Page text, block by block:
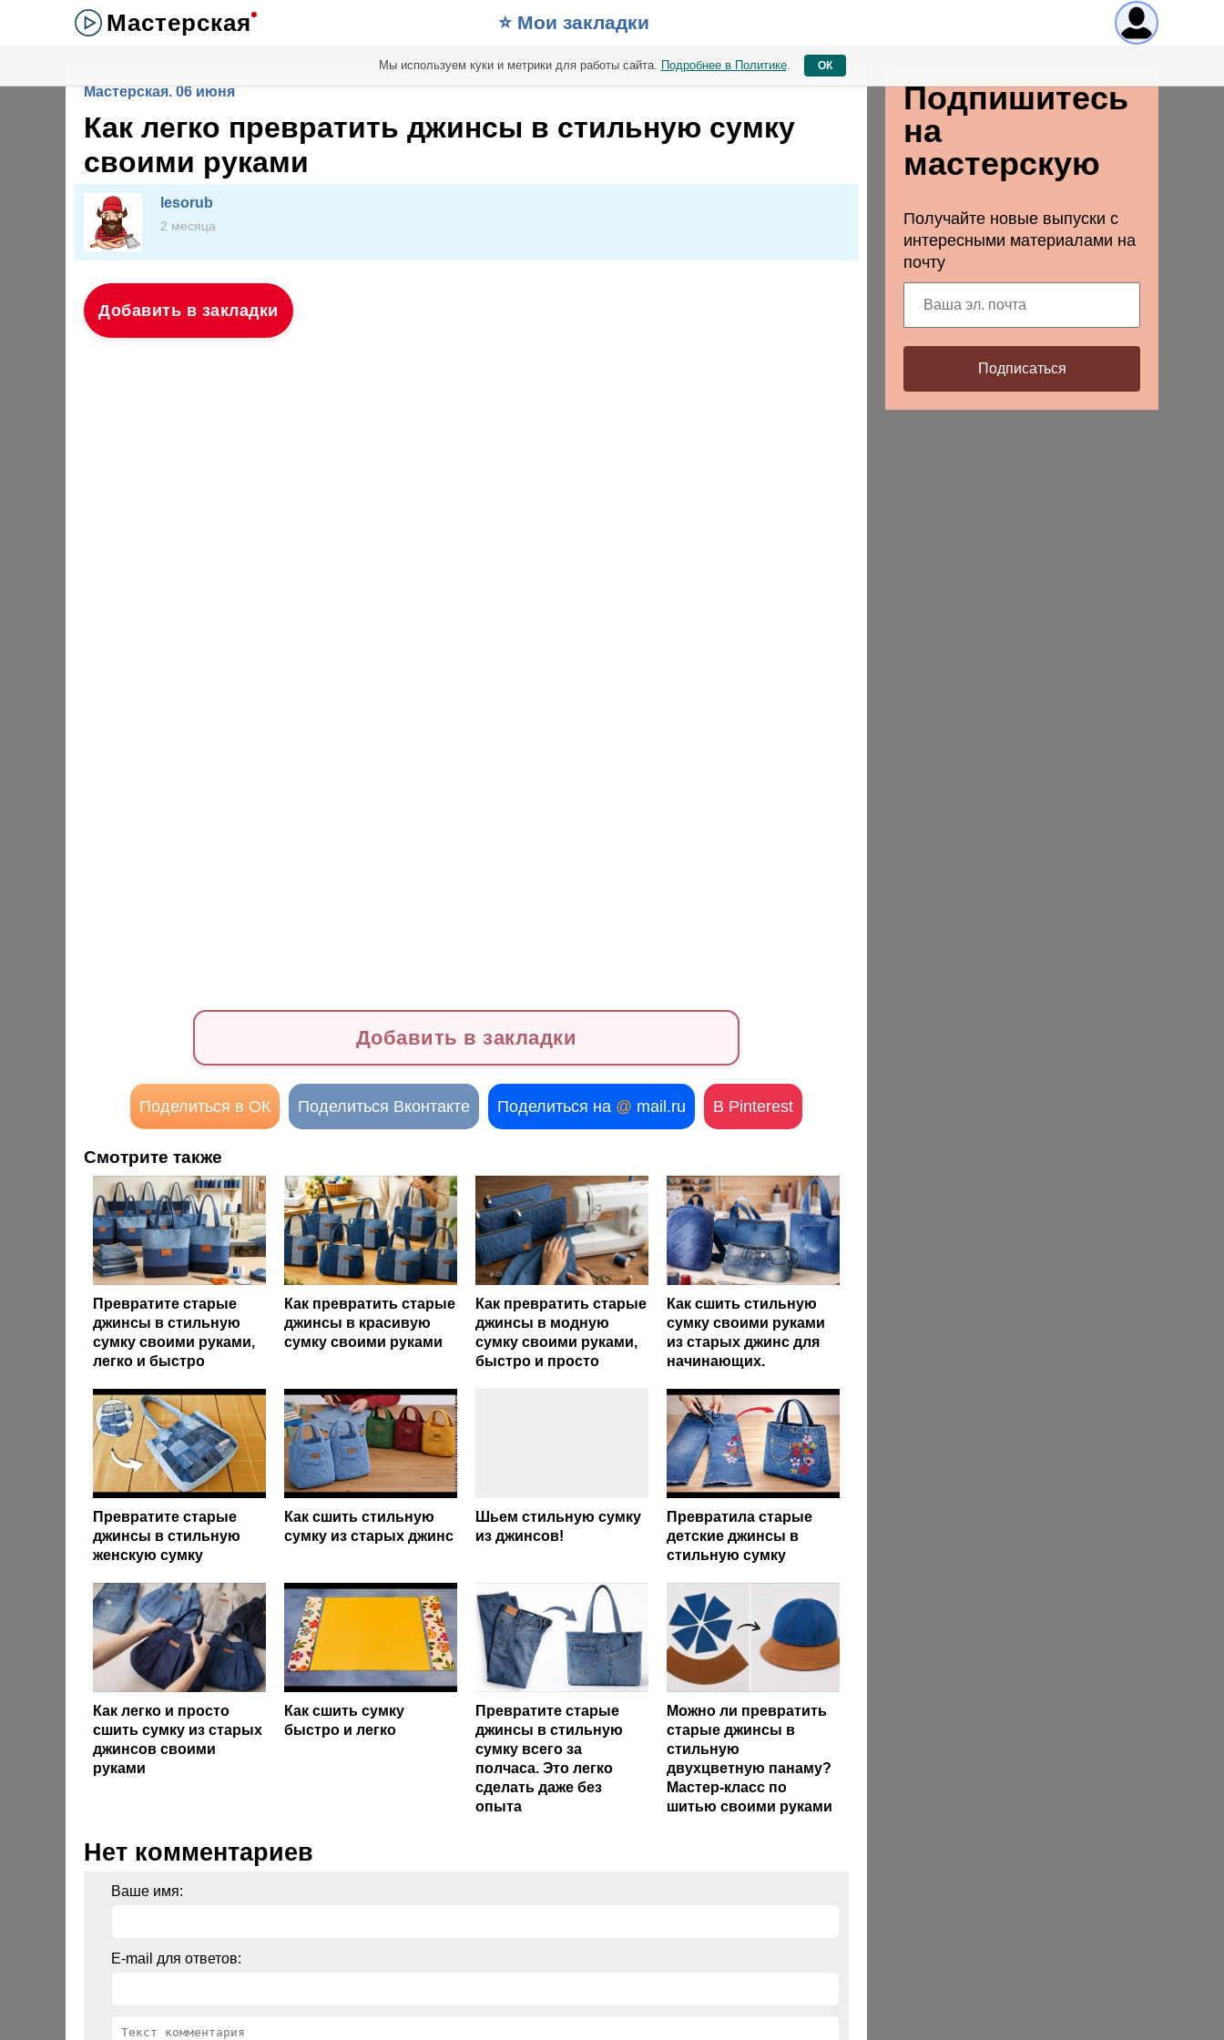
Мастерская ⭐️ Мои закладки
Мастерская. 06 июня
Как легко превратить джинсы в стильную сумку
своими руками
lesorub
2 месяца
Добавить в закладки
Добавить в закладки
Поделиться в ОК Поделиться Вконтакте Поделиться на @ mail.ru В Pinterest
Смотрите также
Превратите старые
джинсы в стильную
сумку своими руками,
легко и быстро
Как превратить старые
джинсы в красивую
сумку своими руками
Как превратить старые
джинсы в модную
сумку своими руками,
быстро и просто
Как сшить стильную
сумку своими руками
из старых джинс для
начинающих.
Превратите старые
джинсы в стильную
женскую сумку
Как сшить стильную
сумку из старых джинс
Шьем стильную сумку
из джинсов!
Превратила старые
детские джинсы в
стильную сумку
Как легко и просто
сшить сумку из старых
джинсов своими
руками
Как сшить сумку
быстро и легко
Превратите старые
джинсы в стильную
сумку всего за
полчаса. Это легко
сделать даже без
опыта
Можно ли превратить
старые джинсы в
стильную
двухцветную панаму?
Мастер-класс по
шитью своими руками
Нет комментариев
Ваше имя:
E-mail для ответов:
Подпишитесь
на
мастерскую
Получайте новые выпуски с
интересными материалами на
почту
Подписаться
Мы используем куки и метрики для работы сайта. Подробнее в Политике. ОК